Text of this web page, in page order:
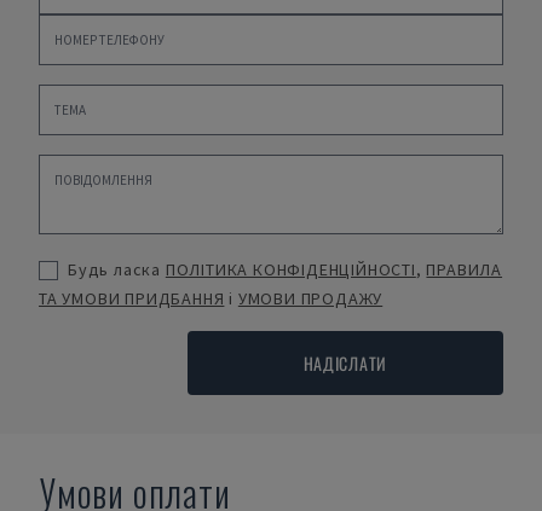
Будь ласка ПОЛІТИКА КОНФІДЕНЦІЙНОСТІ, ПРАВИЛА
ТА УМОВИ ПРИДБАННЯ і УМОВИ ПРОДАЖУ
НАДІСЛАТИ
Умови оплати